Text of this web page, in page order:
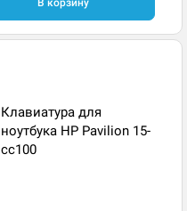
В корзину
Клавиатура для
ноутбука HP Pavilion 15-
cc100